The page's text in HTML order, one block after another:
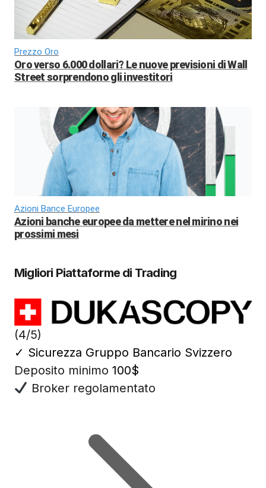
Prezzo Oro
Oro verso 6.000 dollari? Le nuove previsioni di Wall
Street sorprendono gli investitori
Azioni Bance Europee
Azioni banche europee da mettere nel mirino nei
prossimi mesi
Migliori Piattaforme di Trading
(4/5)
✓ Sicurezza Gruppo Bancario Svizzero
Deposito minimo 100$
Broker regolamentato